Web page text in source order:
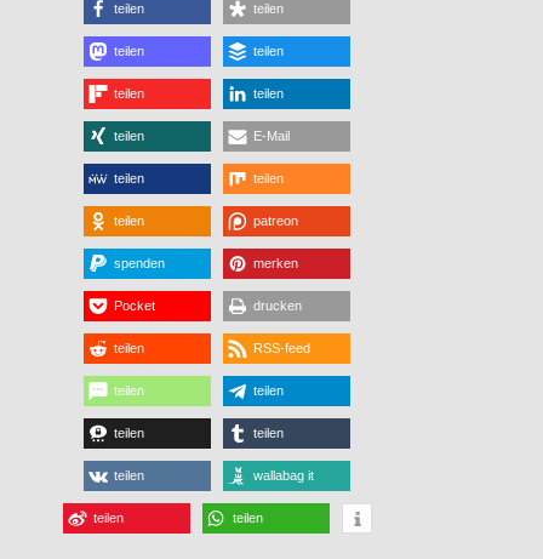
teilen teilen
teilen teilen
teilen teilen
teilen E-Mail
teilen teilen
teilen patreon
spenden merken
Pocket drucken
teilen RSS-feed
teilen teilen
teilen teilen
teilen wallabag it
teilen teilen